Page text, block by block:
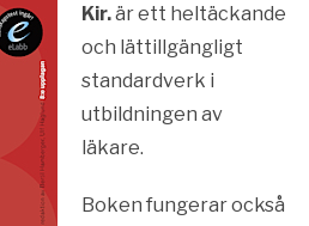
Kir.är ett heltäckande
och lättillgängligt
standardverk i
utbildningen av
läkare.
Boken fungerar också